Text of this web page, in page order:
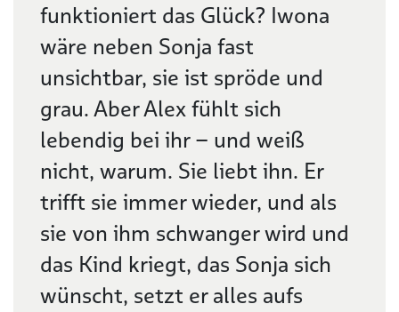
funktioniert das Glück? Iwona
wäre neben Sonja fast
unsichtbar, sie ist spröde und
grau. Aber Alex fühlt sich
lebendig bei ihr – und weiß
nicht, warum. Sie liebt ihn. Er
trifft sie immer wieder, und als
sie von ihm schwanger wird und
das Kind kriegt, das Sonja sich
wünscht, setzt er alles aufs